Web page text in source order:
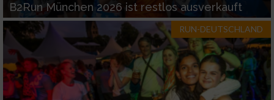
B2Run München 2026 ist restlos ausverkauft
RUN-DEUTSCHLAND